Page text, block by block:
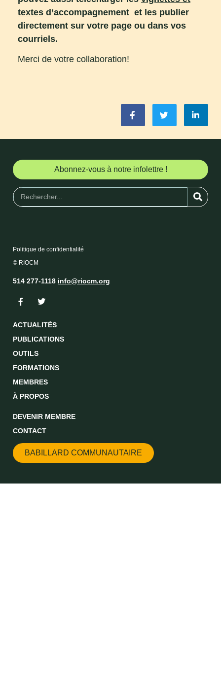
textes d’accompagnement et les publier
directement sur votre page ou dans vos
courriels.
Merci de votre collaboration!
Abonnez-vous à notre infolettre !
Politique de confidentialité
© RIOCM
514 277-1118 info@riocm.org
ACTUALITÉS
PUBLICATIONS
OUTILS
FORMATIONS
MEMBRES
À PROPOS
DEVENIR MEMBRE
CONTACT
BABILLARD COMMUNAUTAIRE